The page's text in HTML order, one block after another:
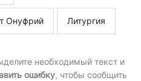
Онуфрий Литургия
необходимый текст и
ошибку, чтобы сообщить